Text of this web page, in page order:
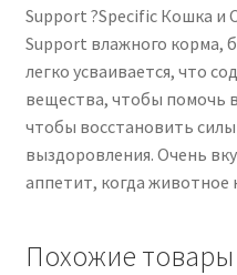
Support ?Specific Кошка и
Support влажного корма,
легко усваивается, что
вещества, чтобы помочь
чтобы восстановить
выздоровления. Очень
аппетит, когда животное
Похожие товары